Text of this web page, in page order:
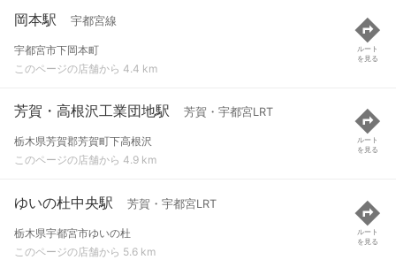
岡本駅 宇都宮線
宇都宮市下岡本町
このページの店舗から 4.4 km
ルート
を見る
芳賀・高根沢工業団地駅 芳賀・宇都宮LRT
栃木県芳賀郡芳賀町下高根沢
このページの店舗から 4.9 km
ルート
を見る
ゆいの杜中央駅 芳賀・宇都宮LRT
栃木県宇都宮市ゆいの杜
このページの店舗から 5.6 km
ルート
を見る